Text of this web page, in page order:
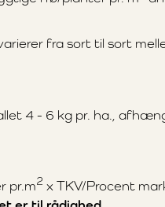
fra sort til sort
4 - 6 kg pr. ha.,
pr.m2 x TKV/Procent